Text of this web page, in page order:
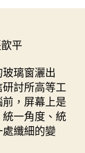
卓
瑪：
為
青
躲
秀
平
璃窗灑出
討所高等工
，屏幕上是
一角度、統
纖細的變